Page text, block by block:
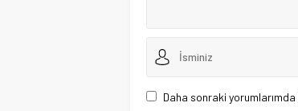
Daha sonraki